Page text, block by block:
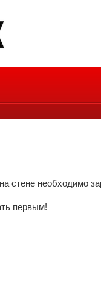
стене необходимо
первым!